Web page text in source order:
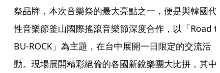
祭品牌，本次音樂祭的最大亮點之一，便是與韓國代
性音樂節釜山國際搖滾音樂節深度合作，以「Road
BU-ROCK」為主題，在台中展開一日限定的交流活
動。現場展開精彩絕倫的各國新銳樂團大比拼，其中